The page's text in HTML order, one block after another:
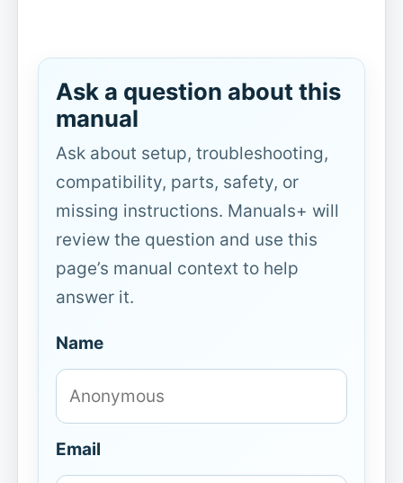
Ask a question about this
manual
Ask about setup, troubleshooting,
compatibility, parts, safety, or
missing instructions. Manuals+ will
review the question and use this
page’s manual context to help
answer it.
Name
Email